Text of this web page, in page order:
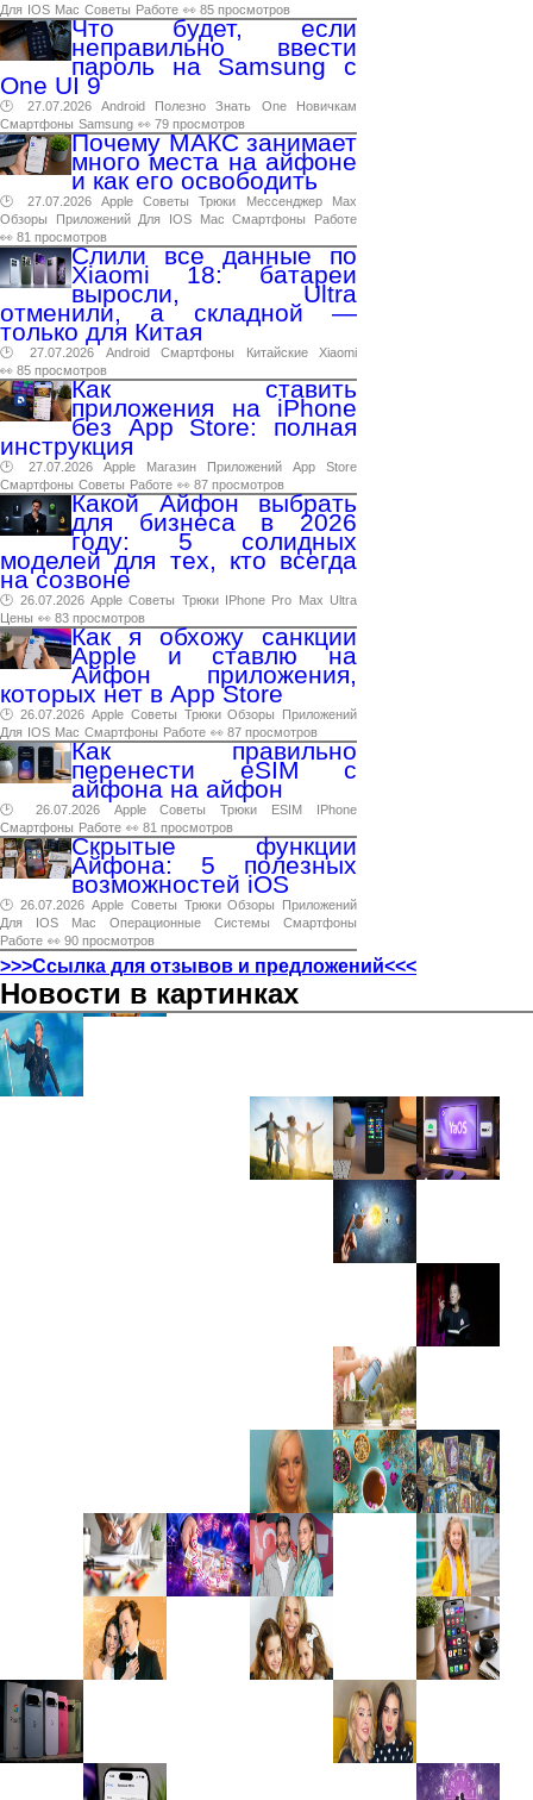
Для IOS Mac Советы Работе 👀 85 просмотров
Что будет, если
неправильно ввести
пароль на Samsung с
One UI 9
🕑 27.07.2026 Android Полезно Знать One
Новичкам
Смартфоны Samsung 👀 79 просмотров
Почему МАКС занимает
много места на айфоне
и как его освободить
🕑 27.07.2026 Apple Советы Трюки Мессенджер
Max
Обзоры
Приложений Для IOS Mac Смартфоны
Работе
👀 81 просмотров
Слили все данные по
Xiaomi 18: батареи
выросли, Ultra
отменили, а складной —
только для Китая
🕑 27.07.2026 Android Смартфоны Китайские
Xiaomi
👀 85 просмотров
Как ставить
приложения на iPhone
без App Store: полная
инструкция
🕑 27.07.2026 Apple Магазин Приложений App
Store
Смартфоны Советы Работе 👀 87 просмотров
Какой Айфон выбрать
для бизнеса в 2026
году: 5 солидных
моделей для тех, кто всегда
на созвоне
🕑 26.07.2026 Apple Советы Трюки IPhone Pro Max Ultra
Цены 👀 83 просмотров
Как я обхожу санкции
Apple и ставлю на
Айфон приложения,
которых нет в App Store
🕑 26.07.2026 Apple Советы Трюки Обзоры
Приложений
Для IOS Mac Смартфоны Работе 👀 87 просмотров
Как правильно
перенести eSIM с
айфона на айфон
🕑 26.07.2026 Apple Советы Трюки ESIM
IPhone
Смартфоны Работе 👀 81 просмотров
Скрытые функции
Айфона: 5 полезных
возможностей iOS
🕑 26.07.2026 Apple Советы Трюки Обзоры
Приложений
Для
IOS Mac Операционные Системы
Смартфоны
Работе 👀 90 просмотров
>>>Ссылка для отзывов и предложений<<<
Новости в картинках